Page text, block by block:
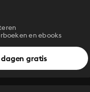
en ebooks
dagen gratis